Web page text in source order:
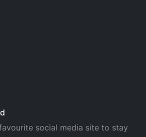
social media site to stay